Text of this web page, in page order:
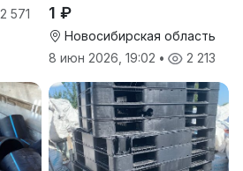
2 571 1 ₽
Новосибирская область
8 июн 2026, 19:02 • 2 213